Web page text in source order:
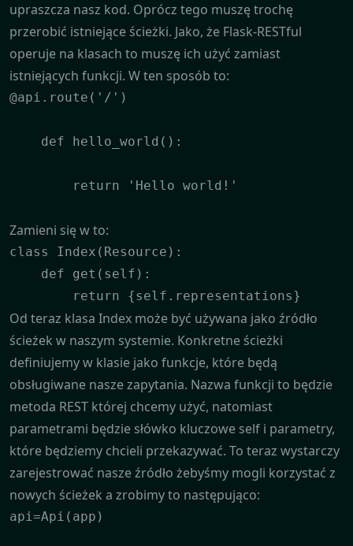
upraszcza nasz kod. Oprócz tego muszę trochę
przerobić istniejące ścieżki. Jako, że Flask-RESTful
operuje na klasach to muszę ich użyć zamiast
istniejących funkcji. W ten sposób to:
@api.route('/')
    def hello_world():
return 'Hello world!'
Zamieni się w to:
class Index(Resource):
    def get(self):
Od teraz klasa Index może być używana jako źródło
ścieżek w naszym systemie. Konkretne ścieżki
definiujemy w klasie jako funkcje, które będą
obsługiwane nasze zapytania. Nazwa funkcji to będzie
metoda REST której chcemy użyć, natomiast
parametrami będzie słówko kluczowe self i parametry,
które będziemy chcieli przekazywać. To teraz wystarczy
zarejestrować nasze źródło żebyśmy mogli korzystać z
nowych ścieżek a zrobimy to następująco:
api=Api(app)